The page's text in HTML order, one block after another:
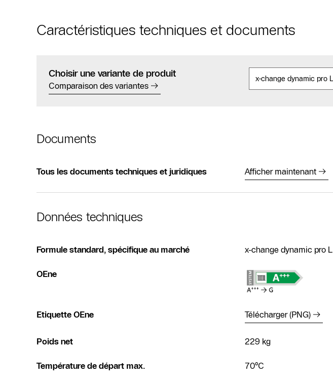
Caractéristiques techniques et documents
Choisir une variante de produit
Comparaison des variantes
Documents
Tous les documents techniques et juridiques Afficher maintenant
Données techniques
Formule standard, spécifique au marché x-change dynamic pro L
OEne
Etiquette OEne Télécharger (PNG)
Poids net 229 kg
Température de départ max. 70°C